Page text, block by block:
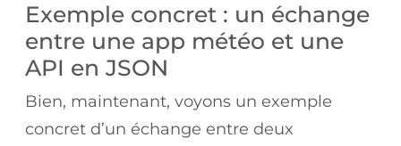
Exemple concret : un échange
entre une app météo et une
API en JSON
Bien, maintenant, voyons un exemple
concret d’un échange entre deux